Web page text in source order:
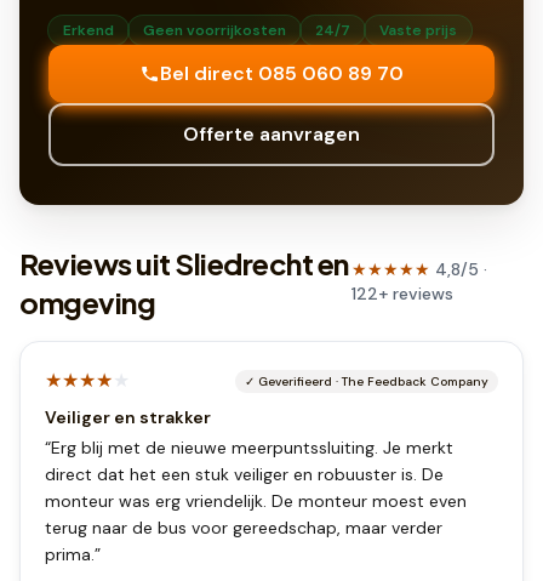
Erkend Geen voorrijkosten 24/7 Vaste prijs
Bel direct 085 060 89 70
Offerte aanvragen
Reviews uit Sliedrecht en
omgeving
★★★★★ 4,8/5 ·
122+reviews
★★★★★ ✓ Geverifieerd ·The Feedback Company
Veiliger en strakker
“Erg blij met de nieuwe meerpuntssluiting. Je merkt
direct dat het een stuk veiliger en robuuster is. De
monteur was erg vriendelijk. De monteur moest even
terug naar de bus voor gereedschap, maar verder
prima.”